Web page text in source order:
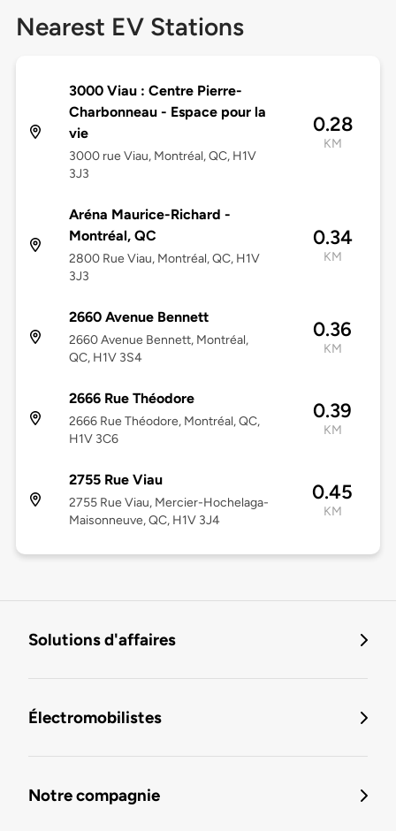
Nearest EV Stations
3000 Viau : Centre Pierre-
Charbonneau - Espace pour la
vie
3000 rue Viau, Montréal, QC, H1V
3J3
0.28
KM
Aréna Maurice-Richard -
Montréal, QC
2800 Rue Viau, Montréal, QC, H1V
3J3
0.34
KM
2660 Avenue Bennett
2660 Avenue Bennett, Montréal,
QC, H1V 3S4
0.36
KM
2666 Rue Théodore
2666 Rue Théodore, Montréal, QC,
H1V 3C6
0.39
KM
2755 Rue Viau
2755 Rue Viau, Mercier-Hochelaga-
Maisonneuve, QC, H1V 3J4
0.45
KM
Solutions d'affaires
Électromobilistes
Notre compagnie